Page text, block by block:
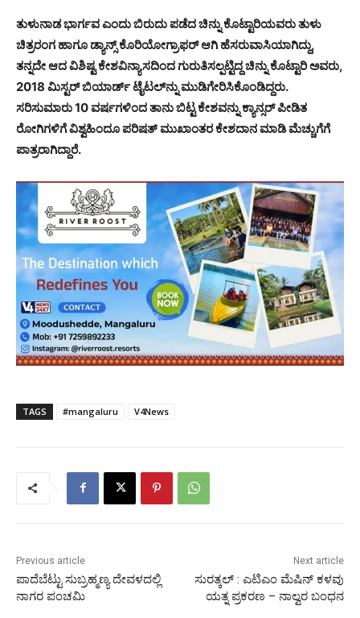
ತುಳುನಾಡ ಭಾರ್ಗವ ಎಂದು ಬಿರುದು ಪಡೆದ ಚಿನ್ನು ಕೊಟ್ಟಾರಿಯವರು ತುಳು
ಚಿತ್ರರಂಗ ಹಾಗೂ ಡ್ಯಾನ್ಸ್ ಕೊರಿಯೋಗ್ರಾಫರ್ ಆಗಿ ಹೆಸರುವಾಸಿಯಾಗಿದ್ದು,
ತನ್ನದೇ ಆದ ವಿಶಿಷ್ಟ ಕೇಶವಿನ್ಯಾಸದಿಂದ ಗುರುತಿಸಲ್ಪಟ್ಟಿದ್ದ ಚಿನ್ನು ಕೊಟ್ಟಾರಿ ಅವರು,
2018 ಮಿಸ್ಟರ್ ಬಿಯಾರ್ಡ್ ಟೈಟಲ್‍ನ್ನು ಮುಡಿಗೇರಿಸಿಕೊಂಡಿದ್ದರು.
ಸರಿಸುಮಾರು 10 ವರ್ಷಗಳಿಂದ ತಾನು ಬಿಟ್ಟ ಕೇಶವನ್ನು ಕ್ಯಾನ್ಸರ್ ಪೀಡಿತ
ರೋಗಿಗಳಿಗೆ ವಿಶ್ವಹಿಂದೂ ಪರಿಷತ್ ಮುಖಾಂತರ ಕೇಶದಾನ ಮಾಡಿ ಮೆಚ್ಚುಗೆಗೆ
ಪಾತ್ರರಾಗಿದ್ದಾರೆ.
TAGS #mangaluru V4News
Previous article
ಪಾದೆಬೆಟ್ಟು ಸುಬ್ರಹ್ಮಣ್ಯ ದೇವಳದಲ್ಲಿ
ನಾಗರ ಪಂಚಮಿ
Next article
ಸುರತ್ಕಲ್‍ : ಎಟಿಎಂ ಮೆಷಿನ್ ಕಳವು
ಯತ್ನ ಪ್ರಕರಣ – ನಾಲ್ವರ ಬಂಧನ